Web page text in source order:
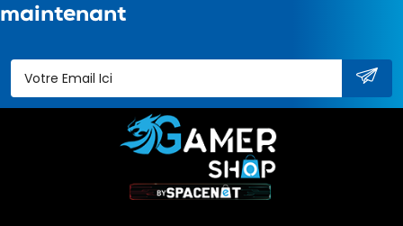
maintenant